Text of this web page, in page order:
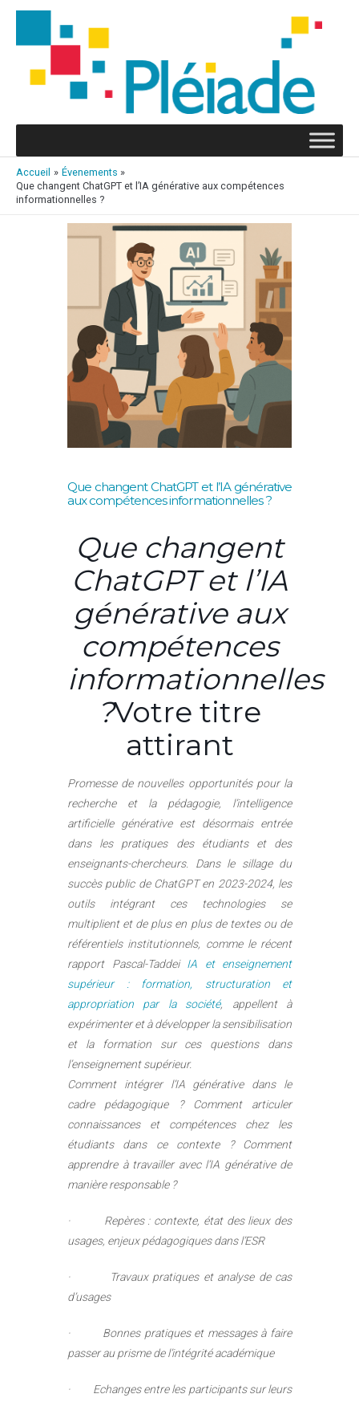
Aller
contenu
Accueil
Évenements
Que changent ChatGPT et l’IA générative aux compétences
informationnelles ?
Que changent ChatGPT et l’IA générative
aux compétences informationnelles ?
Que changent
ChatGPT et l’IA
générative aux
compétences
informationnelles
?Votre titre
attirant
Promesse de nouvelles opportunités pour la
recherche et la pédagogie, l’intelligence
artificielle générative est désormais entrée
dans les pratiques des étudiants et des
enseignants-chercheurs. Dans le sillage du
succès public de ChatGPT en 2023-2024, les
outils intégrant ces technologies se
multiplient et de plus en plus de textes ou de
référentiels institutionnels, comme le récent
rapport Pascal-Taddei IA et enseignement
supérieur : formation, structuration et
appropriation par la société, appellent à
expérimenter et à développer la sensibilisation
et la formation sur ces questions dans
l’enseignement supérieur.
Comment intégrer l’IA générative dans le
cadre pédagogique ? Comment articuler
connaissances et compétences chez les
étudiants dans ce contexte ? Comment
apprendre à travailler avec l’IA générative de
manière responsable ?
· Repères : contexte, état des lieux des
usages, enjeux pédagogiques dans l’ESR
· Travaux pratiques et analyse de cas
d’usages
· Bonnes pratiques et messages à faire
passer au prisme de l’intégrité académique
· Echanges entre les participants sur leurs